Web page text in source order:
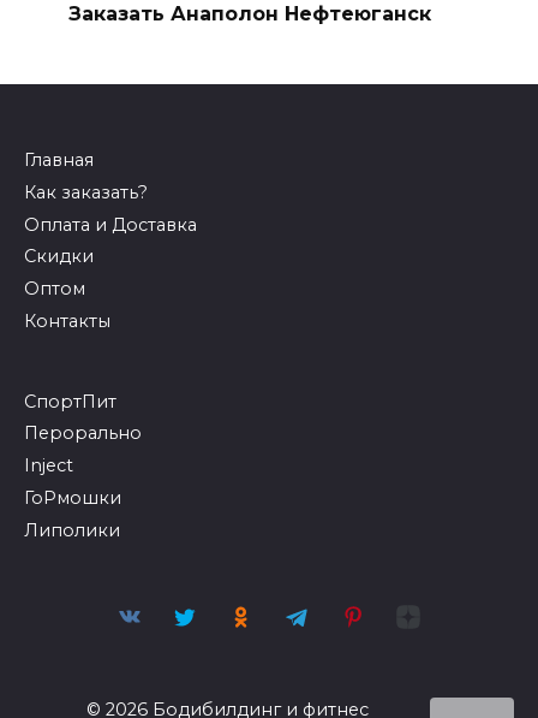
Заказать Анаполон Нефтеюганск
Главная
Как заказать?
Оплата и Доставка
Скидки
Оптом
Контакты
СпортПит
Перорально
Inject
ГоРмошки
Липолики
© 2026 Бодибилдинг и фитнес